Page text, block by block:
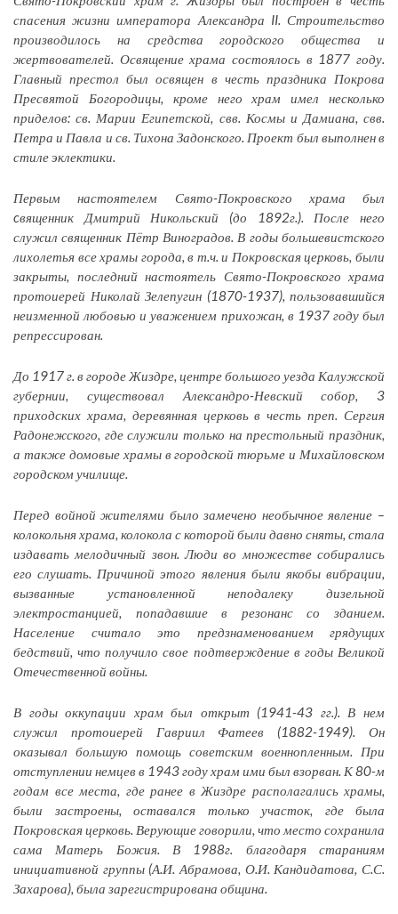
спасения жизни императора Александра II. Строительство
производилось на средства городского общества и
жертвователей. Освящение храма состоялось в 1877 году.
Главный престол был освящен в честь праздника Покрова
Пресвятой Богородицы, кроме него храм имел несколько
приделов: св. Марии Египетской, свв. Космы и Дамиана, свв.
Петра и Павла и св. Тихона Задонского. Проект был выполнен в
стиле эклектики.
Первым настоятелем Свято-Покровского храма был
cвященник Дмитрий Никольский (до 1892г.). После него
служил священник Пётр Виноградов. В годы большевистского
лихолетья все храмы города, в т.ч. и Покровская церковь, были
закрыты, последний настоятель Свято-Покровского храма
протоиерей Николай Зелепугин (1870-1937), пользовавшийся
неизменной любовью и уважением прихожан, в 1937 году был
репрессирован.
До 1917 г. в городе Жиздре, центре большого уезда Калужской
губернии, существовал Александро-Невский собор, 3
приходских храма, деревянная церковь в честь преп. Сергия
Радонежского, где служили только на престольный праздник,
а также домовые храмы в городской тюрьме и Михайловском
городском училище.
Перед войной жителями было замечено необычное явление –
колокольня храма, колокола с которой были давно сняты, стала
издавать мелодичный звон. Люди во множестве собирались
его слушать. Причиной этого явления были якобы вибрации,
вызванные установленной неподалеку дизельной
электростанцией, попадавшие в резонанс со зданием.
Население считало это предзнаменованием грядущих
бедствий, что получило свое подтверждение в годы Великой
Отечественной войны.
В годы оккупации храм был открыт (1941-43 гг.). В нем
служил протоиерей Гавриил Фатеев (1882-1949). Он
оказывал большую помощь советским военнопленным. При
отступлении немцев в 1943 году храм ими был взорван. К 80-м
годам все места, где ранее в Жиздре располагались храмы,
были застроены, оставался только участок, где была
Покровская церковь. Верующие говорили, что место сохранила
сама Матерь Божия. В 1988г. благодаря стараниям
инициативной группы (А.И. Абрамова, О.И. Кандидатова, С.С.
Захарова), была зарегистрирована община.